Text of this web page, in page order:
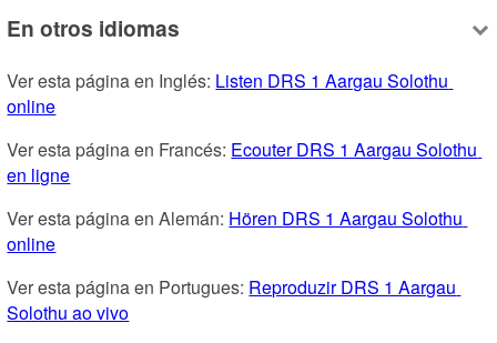
En otros idiomas
Ver esta página en Inglés: Listen DRS 1 Aargau Solothu
online
Ver esta página en Francés: Ecouter DRS 1 Aargau Solothu
en ligne
Ver esta página en Alemán: Hören DRS 1 Aargau Solothu
online
Ver esta página en Portugues: Reproduzir DRS 1 Aargau
Solothu ao vivo